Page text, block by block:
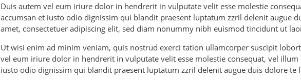
Duis autem vel eum iriure dolor in hendrerit in vulputate velit esse molestie
accumsan et iusto odio dignissim qui blandit praesent luptatum zzril delenit augue
amet, consectetuer adipiscing elit, sed diam nonummy nibh euismod tincidunt ut
Ut wisi enim ad minim veniam, quis nostrud exerci tation ullamcorper suscipit
vel eum iriure dolor in hendrerit in vulputate velit esse molestie consequat, vel
iusto odio dignissim qui blandit praesent luptatum zzril delenit augue duis dolore te